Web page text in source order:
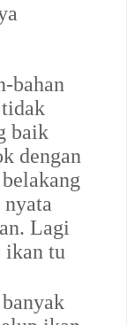
bahan
tidak
baik
dengan
nyata
Lagi
ikan tu